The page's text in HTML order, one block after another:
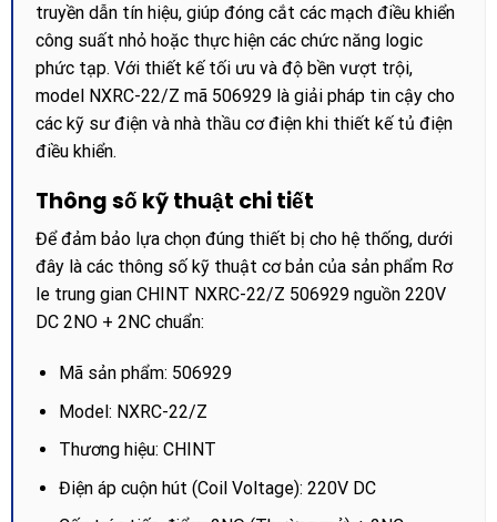
truyền dẫn tín hiệu, giúp đóng cắt các mạch điều khiển
công suất nhỏ hoặc thực hiện các chức năng logic
phức tạp. Với thiết kế tối ưu và độ bền vượt trội,
model NXRC-22/Z mã 506929 là giải pháp tin cậy cho
các kỹ sư điện và nhà thầu cơ điện khi thiết kế tủ điện
điều khiển.
Thông số kỹ thuật chi tiết
Để đảm bảo lựa chọn đúng thiết bị cho hệ thống, dưới
đây là các thông số kỹ thuật cơ bản của sản phẩm Rơ
le trung gian CHINT NXRC-22/Z 506929 nguồn 220V
DC 2NO + 2NC chuẩn:
Mã sản phẩm: 506929
Model: NXRC-22/Z
Thương hiệu: CHINT
Điện áp cuộn hút (Coil Voltage): 220V DC